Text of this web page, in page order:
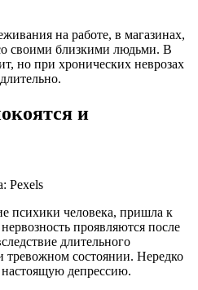
на работе, в магазинах,
своими близкими людьми. В
но при хронических неврозах
и
Pexels
психики человека, пришла к
проявляются после
длительного
тревожном состоянии. Нередко
настоящую депрессию.